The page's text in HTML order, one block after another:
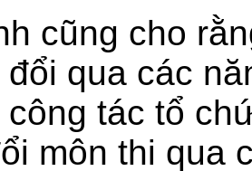
cũng cho
đổi qua các
công tác tổ
môn thi qua